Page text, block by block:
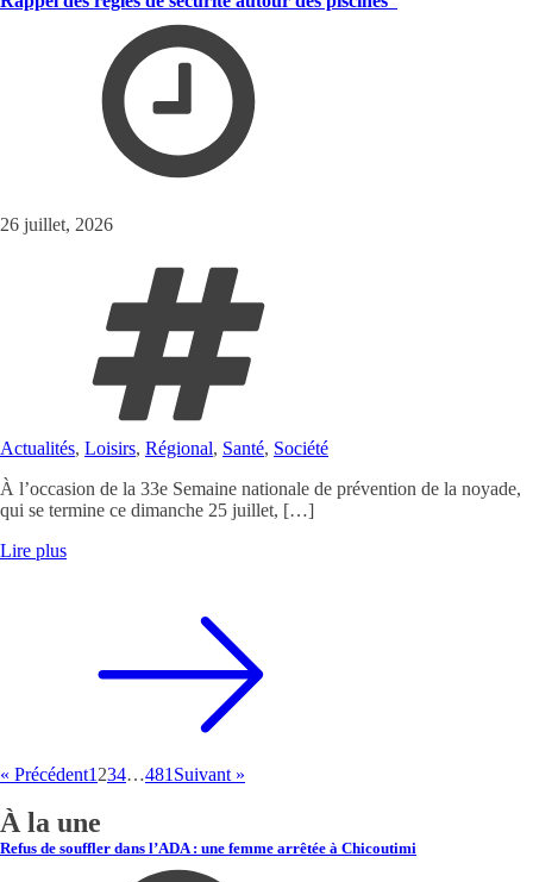
26 juillet, 2026
Actualités, Loisirs, Régional, Santé, Société
À l’occasion de la 33e Semaine nationale de prévention de la noyade,
qui se termine ce dimanche 25 juillet, […]
Lire plus
« Précédent1 234…481 Suivant »
À la une
Refus de souffler dans l’ADA : une femme arrêtée à Chicoutimi